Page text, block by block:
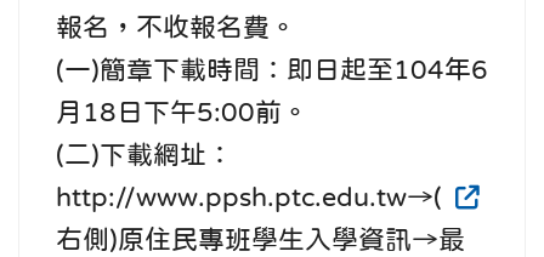
報名，不收報名費。
(一)簡章下載時間：即日起至104年6
月18日下午5:00前。
(二)下載網址：
http://www.ppsh.ptc.edu.tw→(
右側)原住民專班學生入學資訊→最